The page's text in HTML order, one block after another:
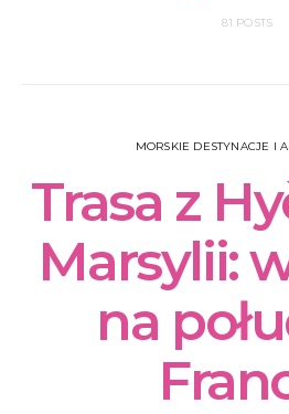
81 POSTS
MORSKIE DESTYNACJE I
Trasa z
Marsylii:
na